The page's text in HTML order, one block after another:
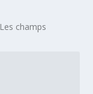
Les champs